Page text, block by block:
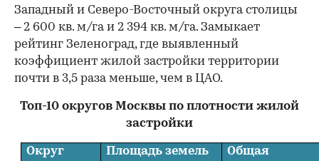
Западный и Северо-Восточный округа столицы
– 2 600 кв. м/га и 2 394 кв. м/га. Замыкает
рейтинг Зеленоград, где выявленный
коэффициент жилой застройки территории
почти в 3,5 раза меньше, чем в ЦАО.
Топ-10 округов Москвы по плотности жилой
застройки
Округ
Площадь земель
Общая